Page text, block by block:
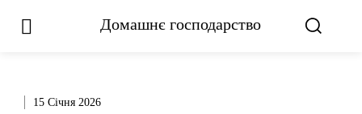
Домашнє господарство
15 Січня 2026